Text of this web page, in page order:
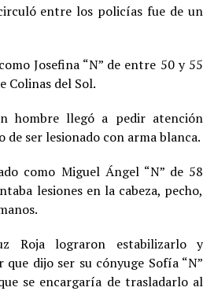
entre los policías fue de un
Josefina “N” de entre 50 y 55
Colinas del Sol.
hombre llegó a pedir atención
de ser lesionado con arma blanca.
como Miguel Ángel “N” de 58
lesiones en la cabeza, pecho,
Roja lograron estabilizarlo y
dijo ser su cónyuge Sofía “N”
se encargaría de trasladarlo al